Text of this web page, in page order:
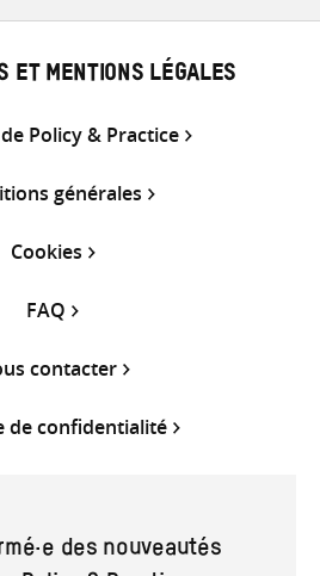
ET MENTIONS LÉGALES
Policy & Practice
générales
Cookies
FAQ
contacter
de confidentialité
des nouveautés